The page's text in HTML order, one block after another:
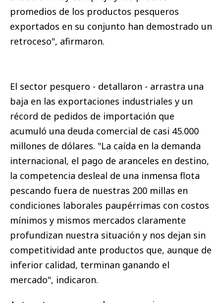
promedios de los productos pesqueros
exportados en su conjunto han demostrado un
retroceso", afirmaron.
El sector pesquero - detallaron - arrastra una
baja en las exportaciones industriales y un
récord de pedidos de importación que
acumuló una deuda comercial de casi 45.000
millones de dólares. "La caída en la demanda
internacional, el pago de aranceles en destino,
la competencia desleal de una inmensa flota
pescando fuera de nuestras 200 millas en
condiciones laborales paupérrimas con costos
mínimos y mismos mercados claramente
profundizan nuestra situación y nos dejan sin
competitividad ante productos que, aunque de
inferior calidad, terminan ganando el
mercado", indicaron.